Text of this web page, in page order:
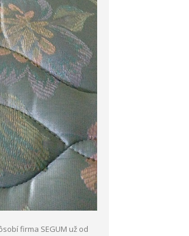
firma SEGUM už od